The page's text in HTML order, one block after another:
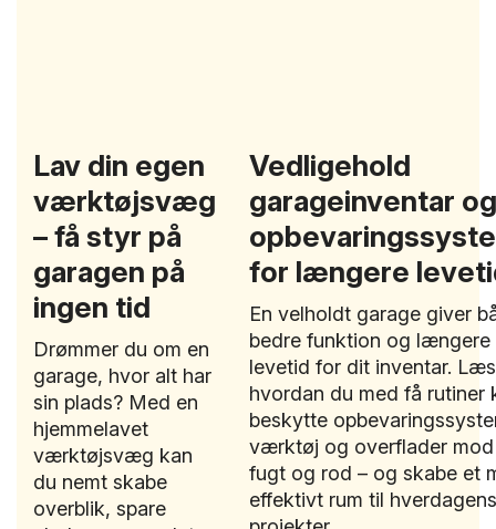
Lav din egen
værktøjsvæg
– få styr på
garagen på
ingen tid
Drømmer du om en
garage, hvor alt har
sin plads? Med en
hjemmelavet
værktøjsvæg kan
du nemt skabe
overblik, spare
Vedligehold
garageinventar og
for længere
En velholdt garage giver
bedre funktion og længere
levetid for dit inventar.
hvordan du med få rutiner
beskytte
værktøj og overflader
fugt og rod – og skabe et
effektivt rum til hverdagens